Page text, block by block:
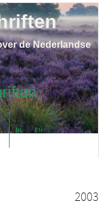
NL EN
de Nederlandse
2003